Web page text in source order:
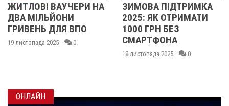
НА
ЗИМОВА ПІДТРИМКА
2025: ЯК ОТРИМАТИ
1000 ГРН БЕЗ
СМАРТФОНА
СТАРТУВАЛА
ПІДТРИМКА":
МОЖУТЬ
ЗАЯВКИ У ДІЇ НА
ОТРИМАННЯ
ОНЛАЙН